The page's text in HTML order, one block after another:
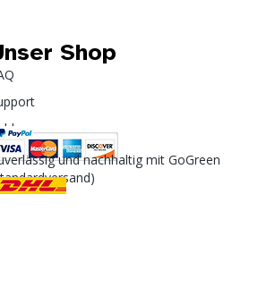
Shop
und nachhaltig mit GoGreen